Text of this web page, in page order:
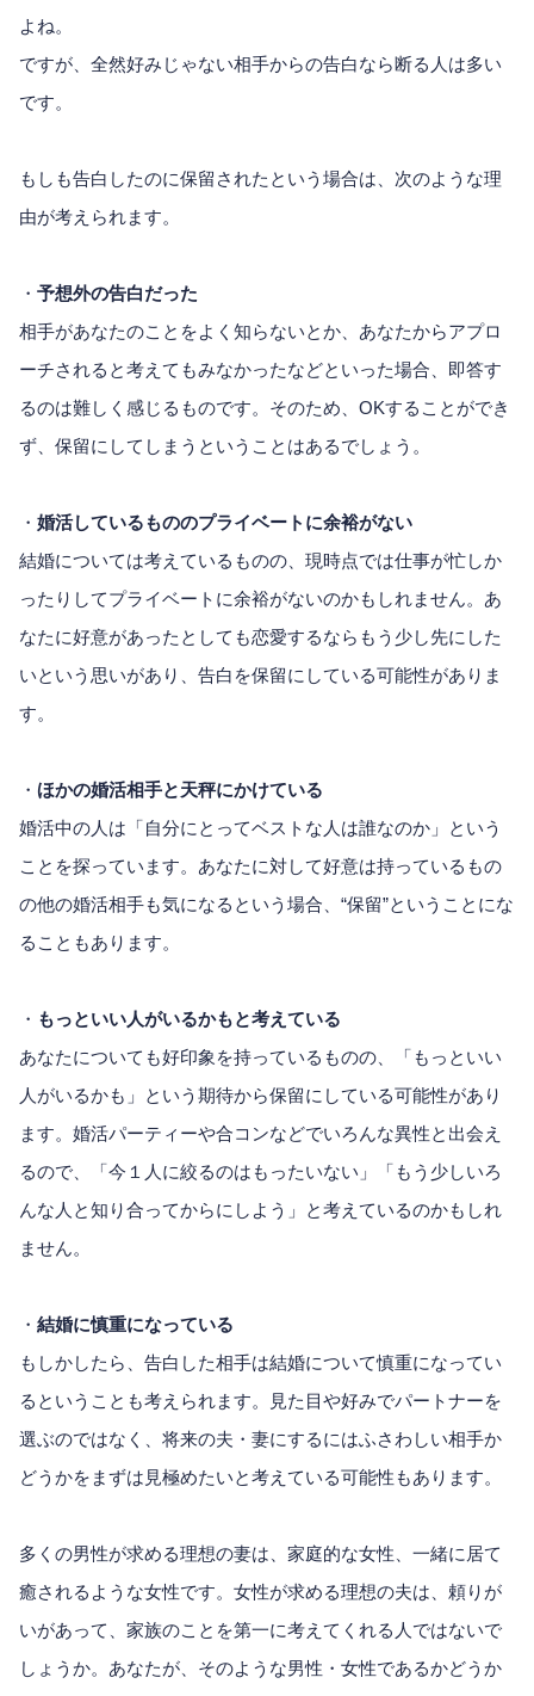
よね。
ですが、全然好みじゃない相手からの告白なら断る人は多い
です。
もしも告白したのに保留されたという場合は、次のような理
由が考えられます。
・ 予想外の告白だった
相手があなたのことをよく知らないとか、あなたからアプロ
ーチされると考えてもみなかったなどといった場合、即答す
るのは難しく感じるものです。そのため、OKすることができ
ず、保留にしてしまうということはあるでしょう。
・ 婚活しているもののプライベートに余裕がない
結婚については考えているものの、現時点では仕事が忙しか
ったりしてプライベートに余裕がないのかもしれません。あ
なたに好意があったとしても恋愛するならもう少し先にした
いという思いがあり、告白を保留にしている可能性がありま
す。
・ ほかの婚活相手と天秤にかけている
婚活中の人は「自分にとってベストな人は誰なのか」という
ことを探っています。あなたに対して好意は持っているもの
の他の婚活相手も気になるという場合、“保留”ということにな
ることもあります。
・ もっといい人がいるかもと考えている
あなたについても好印象を持っているものの、「もっといい
人がいるかも」という期待から保留にしている可能性があり
ます。婚活パーティーや合コンなどでいろんな異性と出会え
るので、「今１人に絞るのはもったいない」「もう少しいろ
んな人と知り合ってからにしよう」と考えているのかもしれ
ません。
・ 結婚に慎重になっている
もしかしたら、告白した相手は結婚について慎重になってい
るということも考えられます。見た目や好みでパートナーを
選ぶのではなく、将来の夫・妻にするにはふさわしい相手か
どうかをまずは見極めたいと考えている可能性もあります。
多くの男性が求める理想の妻は、家庭的な女性、一緒に居て
癒されるような女性です。女性が求める理想の夫は、頼りが
いがあって、家族のことを第一に考えてくれる人ではないで
しょうか。あなたが、そのような男性・女性であるかどうか